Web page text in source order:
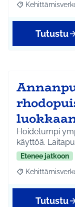
Rajaa tulokset
Tutustu
Hoidetumpi
käyttöä.
Etenee jatkoon
Rajaa tulokset
Tutustu